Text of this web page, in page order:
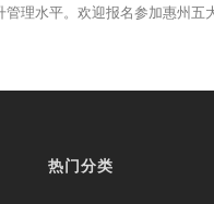
理水平。欢迎报名参加惠州五
热门分类